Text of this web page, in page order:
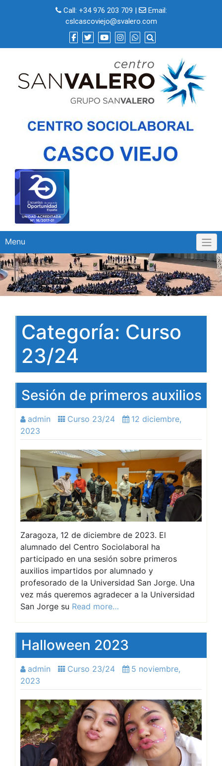
Call: +34 976 203 709 |
Email:
cslcascoviejo@svalero.com
Menu
Categoría: Curso
23/24
Sesión de primeros auxilios
admin Curso 23/24
12 diciembre,
2023
Zaragoza, 12 de diciembre de 2023. El
alumnado del Centro Sociolaboral ha
participado en una sesión sobre primeros
auxilios impartidos por alumnado y
profesorado de la Universidad San Jorge. Una
vez más queremos agradecer a la Universidad
San Jorge su Read more…
Halloween 2023
admin Curso 23/24
5 noviembre,
2023